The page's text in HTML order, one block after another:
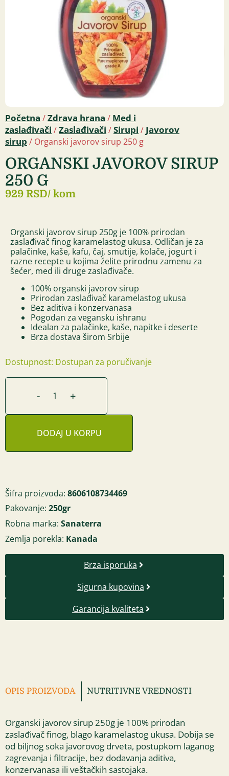
Početna /Zdrava hrana / Med i
zaslađivači /Zaslađivači /Sirupi / Javorov
sirup / Organski javorov sirup 250 g
ORGANSKI JAVOROV SIRUP
250 G
929 RSD/ kom
Organski javorov sirup 250g je 100% prirodan
zaslađivač finog karamelastog ukusa. Odličan je za
palačinke, kaše, kafu, čaj, smutije, kolače, jogurt i
razne recepte u kojima želite prirodnu zamenu za
šećer, med ili druge zaslađivače.
100% organski javorov sirup
Prirodan zaslađivač karamelastog ukusa
Bez aditiva i konzervanasa
Pogodan za vegansku ishranu
Idealan za palačinke, kaše, napitke i deserte
Brza dostava širom Srbije
Dostupnost: Dostupan za poručivanje
- +
DODAJ U KORPU
Šifra proizvoda: 8606108734469
Pakovanje: 250gr
Robna marka: Sanaterra
Zemlja porekla: Kanada
Brza isporuka
Sigurna kupovina
Garancija kvaliteta
OPIS PROIZVODA NUTRITIVNE VREDNOSTI
Organski javorov sirup 250g je 100% prirodan
zaslađivač finog, blago karamelastog ukusa. Dobija se
od biljnog soka javorovog drveta, postupkom laganog
zagrevanja i filtracije, bez dodavanja aditiva,
konzervanasa ili veštačkih sastojaka.